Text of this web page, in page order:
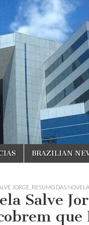
BRAZILIAN
JORGE RESUMO DAS
Salve